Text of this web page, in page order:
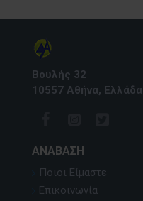
Βουλής 32
10557 Αθήνα, Ελλάδα
ΑΝΆΒΑΣΗ
Ποιοι Είμαστε
Επικοινωνία